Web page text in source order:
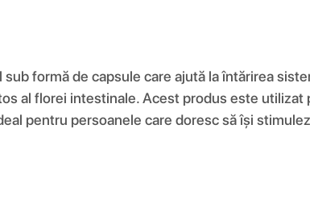
formă de capsule care ajută la întărirea
al florei intestinale. Acest produs este
pentru persoanele care doresc să își